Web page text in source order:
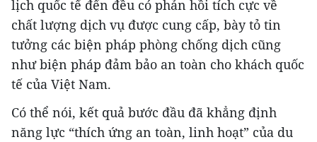
lịch quốc tế đến đều có phản hồi tích cực về
chất lượng dịch vụ được cung cấp, bày tỏ tin
tưởng các biện pháp phòng chống dịch cũng
như biện pháp đảm bảo an toàn cho khách quốc
tế của Việt Nam.
Có thể nói, kết quả bước đầu đã khẳng định
năng lực “thích ứng an toàn, linh hoạt” của du